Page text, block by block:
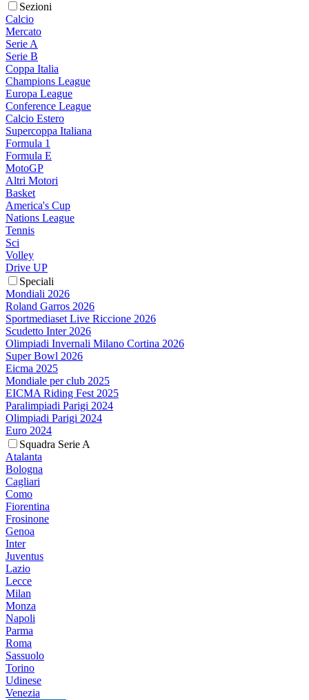
Sezioni
Calcio
Mercato
Serie A
Serie B
Coppa Italia
Champions League
Europa League
Conference League
Calcio Estero
Supercoppa Italiana
Formula 1
Formula E
MotoGP
Altri Motori
Basket
America's Cup
Nations League
Tennis
Sci
Volley
Drive UP
Speciali
Mondiali 2026
Roland Garros 2026
Sportmediaset Live Riccione 2026
Scudetto Inter 2026
Olimpiadi Invernali Milano Cortina 2026
Super Bowl 2026
Eicma 2025
Mondiale per club 2025
EICMA Riding Fest 2025
Paralimpiadi Parigi 2024
Olimpiadi Parigi 2024
Euro 2024
Squadra Serie A
Atalanta
Bologna
Cagliari
Como
Fiorentina
Frosinone
Genoa
Inter
Juventus
Lazio
Lecce
Milan
Monza
Napoli
Parma
Roma
Sassuolo
Torino
Udinese
Venezia